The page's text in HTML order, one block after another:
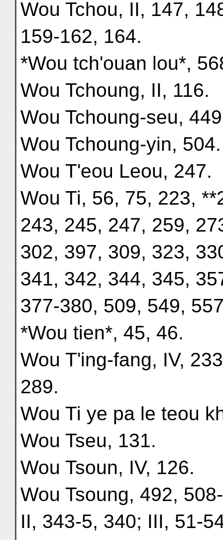
Wou Tchou, II, 147,
159-162, 164.
*Wou tch'ouan lou*,
Wou Tchoung, II, 116.
Wou Tchoung-seu,
Wou Tchoung-yin, 504.
Wou T'eou Leou, 247.
Wou Ti, 56, 75, 223,
243, 245, 247, 259,
302, 397, 309, 323,
341, 342, 344, 345,
377-380, 509, 549,
*Wou tien*, 45, 46.
Wou T'ing-fang, IV,
289.
Wou Ti ye pa le teou
Wou Tseu, 131.
Wou Tsoun, IV, 126.
Wou Tsoung, 492,
II, 343-5, 340; III, 51-